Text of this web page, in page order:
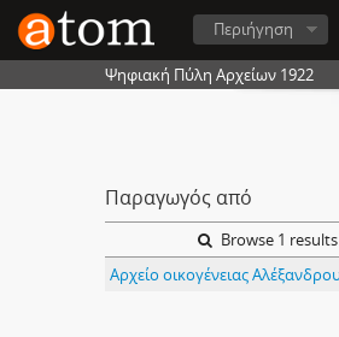
Περιήγηση
Ψηφιακή Πύλη Αρχείων 1922
Παραγωγός από
Browse 1 results